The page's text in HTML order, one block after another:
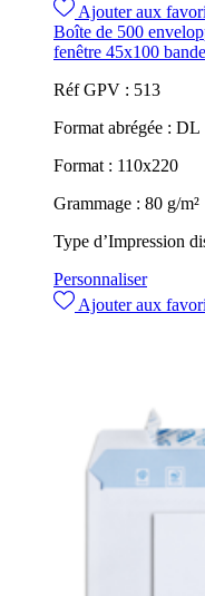
Ajouter aux
Boîte de 500
fenêtre 45x100
Réf GPV : 513
Format abrégée : DL
Format : 110x220
Grammage : 80 g/m²
Type d’Impression
Personnaliser
Ajouter aux